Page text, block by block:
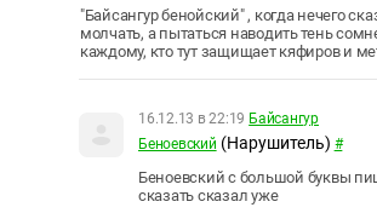
"Байсангур бенойский" , когда нечего
молчать, а пытаться наводить тень
каждому, кто тут защищает кяфиров и
16.12.13 в 22:19 Байсангур
Беноевский (Нарушитель) #
Беноевский с большой буквы
сказать сказал уже